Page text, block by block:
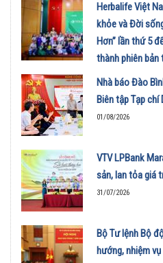
Herbalife Việt
khỏe và Đời
Hơn” lần thứ 5
thành phiên
01/08/2026
Nhà báo Đào
Biên tập Tạp
01/08/2026
VTV LPBank
sản, lan tỏa giá
31/07/2026
Bộ Tư lệnh Bộ
hướng, nhiệm